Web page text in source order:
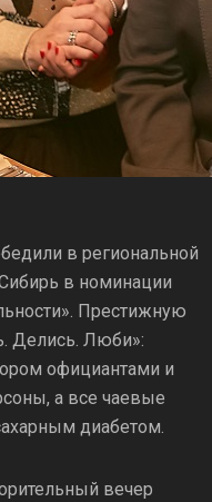
в региональной
в номинации
Престижную
Делись. Люби»:
официантами и
а все чаевые
диабетом.
вечер